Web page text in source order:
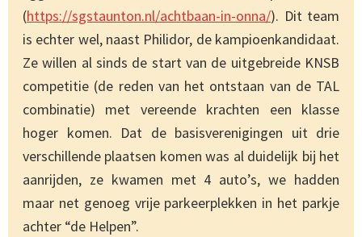
(https://sgstaunton.nl/achtbaan-in-onna/). Dit team
is echter wel, naast Philidor, de kampioenkandidaat.
Ze willen al sinds de start van de uitgebreide KNSB
competitie (de reden van het ontstaan van de TAL
combinatie) met vereende krachten een klasse
hoger komen. Dat de basisverenigingen uit drie
verschillende plaatsen komen was al duidelijk bij het
aanrijden, ze kwamen met 4 auto’s, we hadden
maar net genoeg vrije parkeerplekken in het parkje
achter “de Helpen”.